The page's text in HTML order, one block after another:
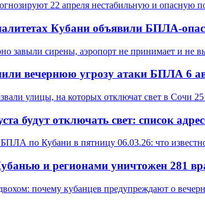
Кубани объявили БПЛА-
вечернюю угрозу атаки БПЛА 6
будут отключать свет: список
и регионами уничтожен 281